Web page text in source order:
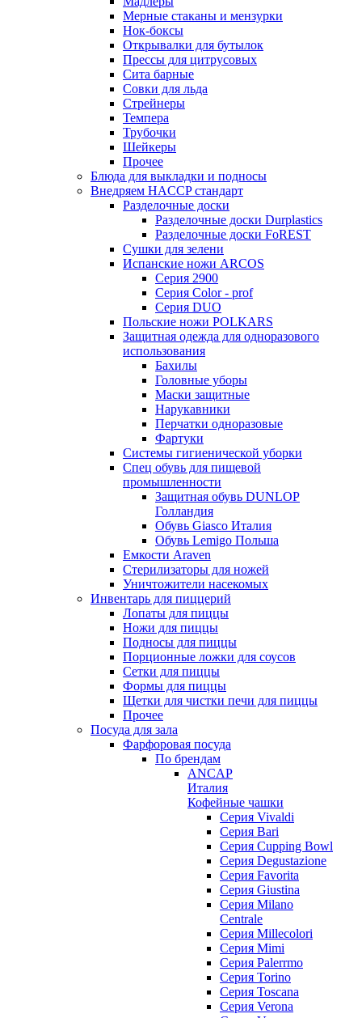
Мерные стаканы и мензурки
Нок-боксы
Открывалки для бутылок
Прессы для цитрусовых
Сита барные
Совки для льда
Стрейнеры
Темпера
Трубочки
Шейкеры
Прочее
Блюда для выкладки и подносы
Внедряем HACCP стандарт
Разделочные доски
Разделочные доски Durplastics
Разделочные доски FoREST
Сушки для зелени
Испанские ножи ARCOS
Серия 2900
Серия Color - prof
Серия DUO
Польские ножи POLKARS
Защитная одежда для одноразового
использования
Бахилы
Головные уборы
Маски защитные
Нарукавники
Перчатки одноразовые
Фартуки
Системы гигиенической уборки
Спец обувь для пищевой
промышленности
Защитная обувь DUNLOP
Голландия
Обувь Giasco Италия
Обувь Lemigo Польша
Емкости Araven
Стерилизаторы для ножей
Уничтожители насекомых
Инвентарь для пиццерий
Лопаты для пиццы
Ножи для пиццы
Подносы для пиццы
Порционные ложки для соусов
Сетки для пиццы
Формы для пиццы
Щетки для чистки печи для пиццы
Прочее
Посуда для зала
Фарфоровая посуда
По брендам
ANCAP
Италия
Кофейные чашки
Cерия Vivaldi
Серия Bari
Серия Cupping Bowl
Серия Degustazione
Серия Favorita
Серия Giustina
Серия Milano
Centrale
Серия Millecolori
Серия Mimi
Серия Palerrmo
Серия Torino
Серия Toscana
Серия Verona